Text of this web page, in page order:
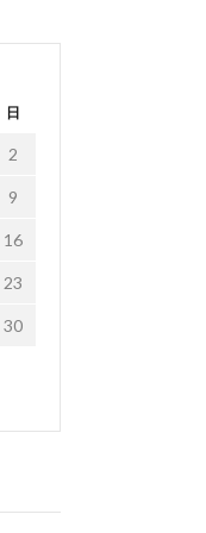
日
2
9
16
23
30